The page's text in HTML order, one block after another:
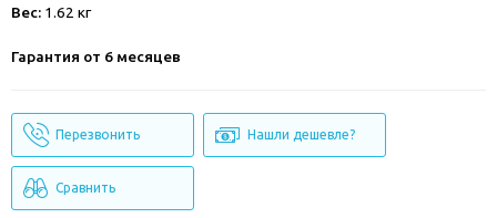
Вес: 1.62 кг
Гарантия от 6 месяцев
Перезвонить Нашли дешевле?
Сравнить